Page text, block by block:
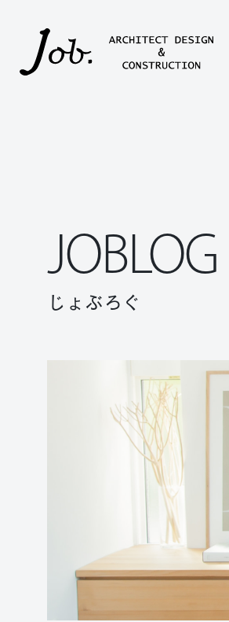
JOBLOG
じょぶろぐ